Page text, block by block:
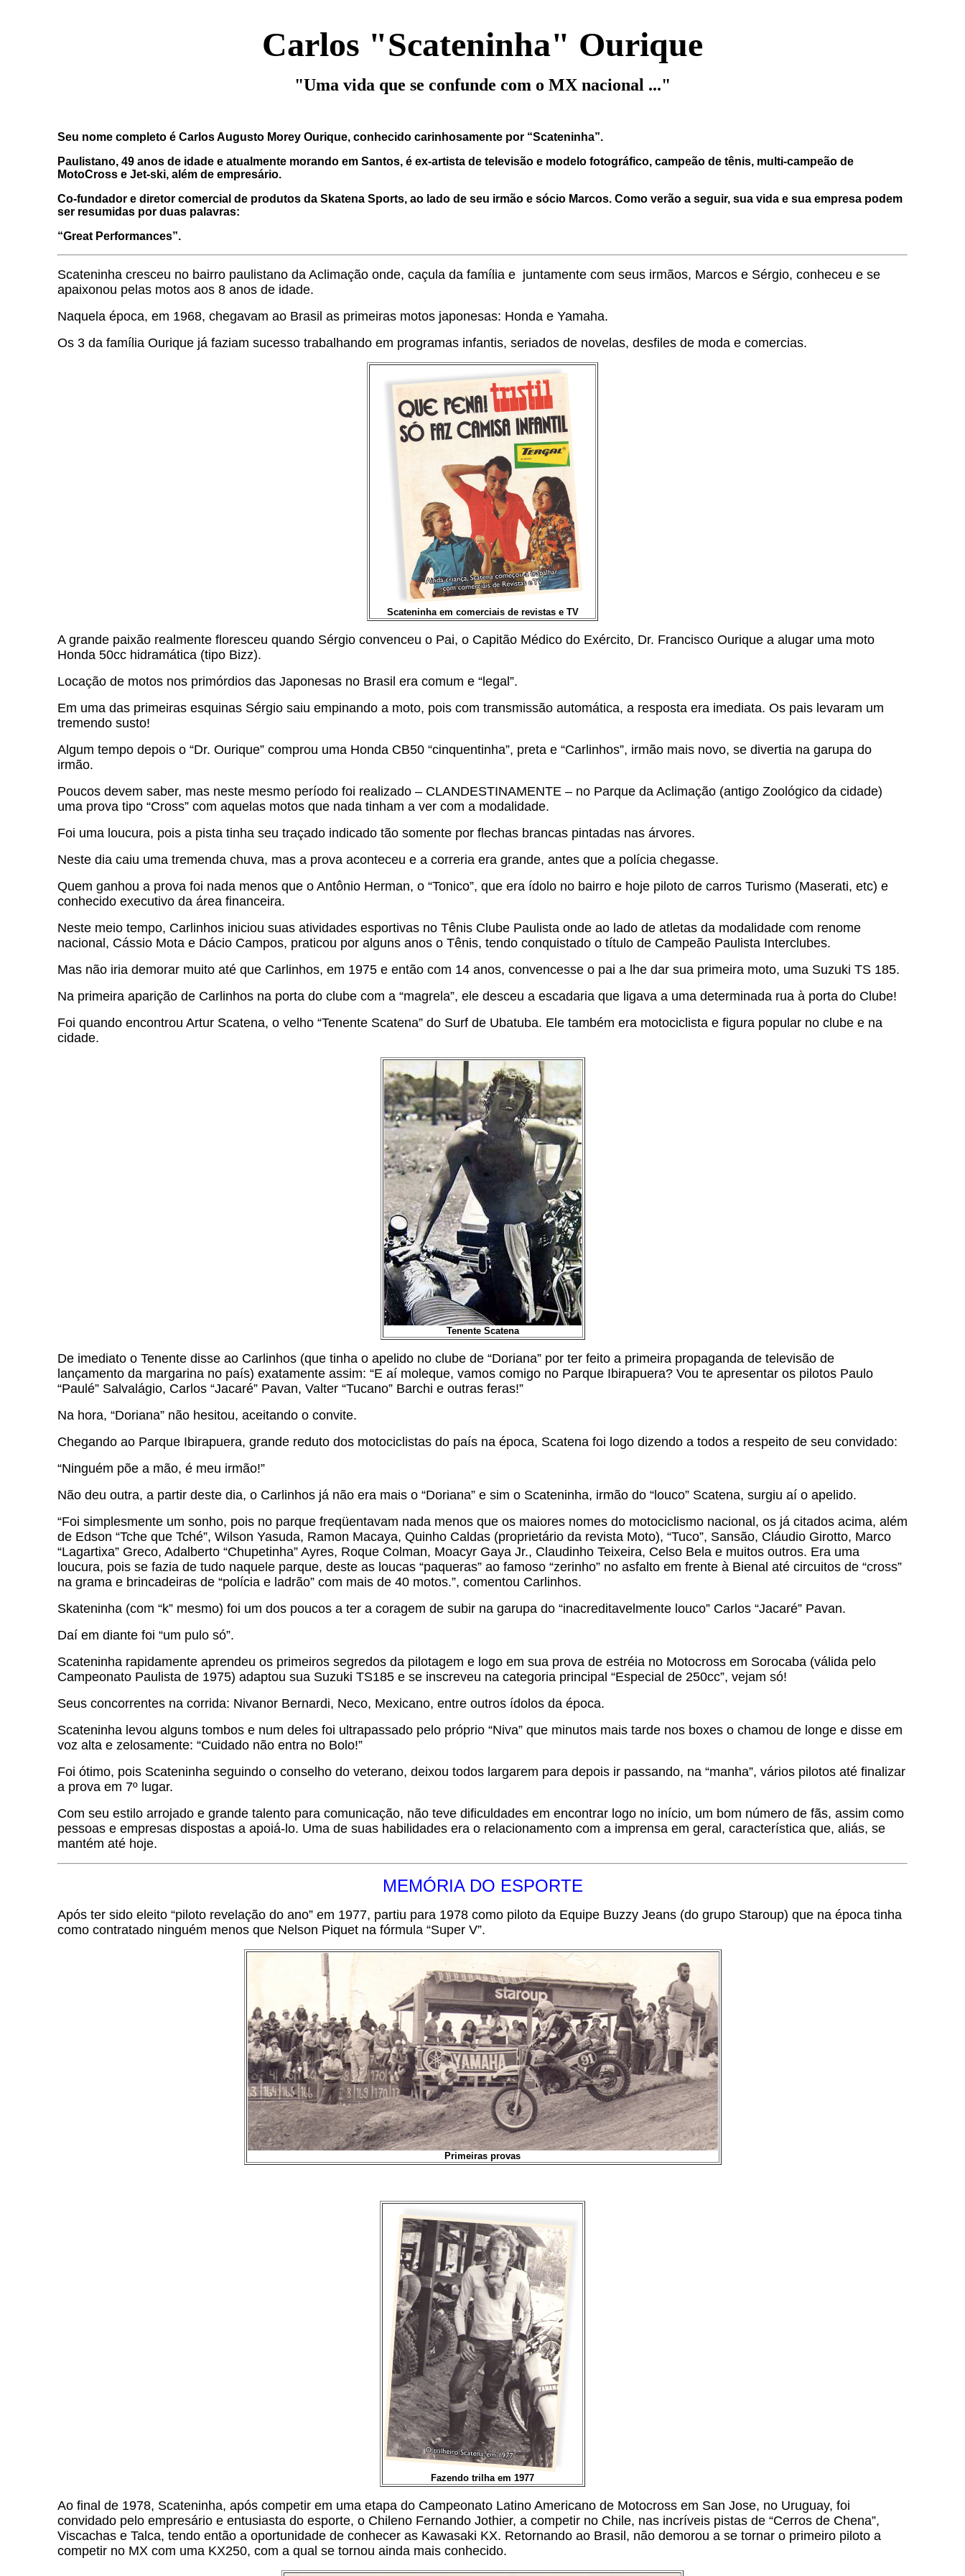
Carlos "Scateninha" Ourique
"Uma vida que se confunde com o MX nacional ..."
Seu nome completo é Carlos Augusto Morey Ourique, conhecido carinhosamente por “Scateninha”.
Paulistano, 49 anos de idade e atualmente morando em Santos, é ex-artista de televisão e modelo fotográfico, campeão de tênis, multi-campeão de
MotoCross e Jet-ski, além de empresário.
Co-fundador e diretor comercial de produtos da Skatena Sports, ao lado de seu irmão e sócio Marcos. Como verão a seguir, sua vida e sua empresa podem
ser resumidas por duas palavras:
“Great Performances”.
Scateninha cresceu no bairro paulistano da Aclimação onde, caçula da família e juntamente com seus irmãos, Marcos e Sérgio, conheceu e se
apaixonou pelas motos aos 8 anos de idade.
Naquela época, em 1968, chegavam ao Brasil as primeiras motos japonesas: Honda e Yamaha.
Os 3 da família Ourique já faziam sucesso trabalhando em programas infantis, seriados de novelas, desfiles de moda e comercias.
Scateninha em comerciais de revistas e TV
A grande paixão realmente floresceu quando Sérgio convenceu o Pai, o Capitão Médico do Exército, Dr. Francisco Ourique a alugar uma moto
Honda 50cc hidramática (tipo Bizz).
Locação de motos nos primórdios das Japonesas no Brasil era comum e “legal”.
Em uma das primeiras esquinas Sérgio saiu empinando a moto, pois com transmissão automática, a resposta era imediata. Os pais levaram um
tremendo susto!
Algum tempo depois o “Dr. Ourique” comprou uma Honda CB50 “cinquentinha”, preta e “Carlinhos”, irmão mais novo, se divertia na garupa do
irmão.
Poucos devem saber, mas neste mesmo período foi realizado – CLANDESTINAMENTE – no Parque da Aclimação (antigo Zoológico da cidade)
uma prova tipo “Cross” com aquelas motos que nada tinham a ver com a modalidade.
Foi uma loucura, pois a pista tinha seu traçado indicado tão somente por flechas brancas pintadas nas árvores.
Neste dia caiu uma tremenda chuva, mas a prova aconteceu e a correria era grande, antes que a polícia chegasse.
Quem ganhou a prova foi nada menos que o Antônio Herman, o “Tonico”, que era ídolo no bairro e hoje piloto de carros Turismo (Maserati, etc) e
conhecido executivo da área financeira.
Neste meio tempo, Carlinhos iniciou suas atividades esportivas no Tênis Clube Paulista onde ao lado de atletas da modalidade com renome
nacional, Cássio Mota e Dácio Campos, praticou por alguns anos o Tênis, tendo conquistado o título de Campeão Paulista Interclubes.
Mas não iria demorar muito até que Carlinhos, em 1975 e então com 14 anos, convencesse o pai a lhe dar sua primeira moto, uma Suzuki TS 185.
Na primeira aparição de Carlinhos na porta do clube com a “magrela”, ele desceu a escadaria que ligava a uma determinada rua à porta do Clube!
Foi quando encontrou Artur Scatena, o velho “Tenente Scatena” do Surf de Ubatuba. Ele também era motociclista e figura popular no clube e na
cidade.
Tenente Scatena
De imediato o Tenente disse ao Carlinhos (que tinha o apelido no clube de “Doriana” por ter feito a primeira propaganda de televisão de
lançamento da margarina no país) exatamente assim: “E aí moleque, vamos comigo no Parque Ibirapuera? Vou te apresentar os pilotos Paulo
“Paulé” Salvalágio, Carlos “Jacaré” Pavan, Valter “Tucano” Barchi e outras feras!”
Na hora, “Doriana” não hesitou, aceitando o convite.
Chegando ao Parque Ibirapuera, grande reduto dos motociclistas do país na época, Scatena foi logo dizendo a todos a respeito de seu convidado:
“Ninguém põe a mão, é meu irmão!”
Não deu outra, a partir deste dia, o Carlinhos já não era mais o “Doriana” e sim o Scateninha, irmão do “louco” Scatena, surgiu aí o apelido.
“Foi simplesmente um sonho, pois no parque freqüentavam nada menos que os maiores nomes do motociclismo nacional, os já citados acima, além
de Edson “Tche que Tché”, Wilson Yasuda, Ramon Macaya, Quinho Caldas (proprietário da revista Moto), “Tuco”, Sansão, Cláudio Girotto, Marco
“Lagartixa” Greco, Adalberto “Chupetinha” Ayres, Roque Colman, Moacyr Gaya Jr., Claudinho Teixeira, Celso Bela e muitos outros. Era uma
loucura, pois se fazia de tudo naquele parque, deste as loucas “paqueras” ao famoso “zerinho” no asfalto em frente à Bienal até circuitos de “cross”
na grama e brincadeiras de “polícia e ladrão” com mais de 40 motos.”, comentou Carlinhos.
Skateninha (com “k” mesmo) foi um dos poucos a ter a coragem de subir na garupa do “inacreditavelmente louco” Carlos “Jacaré” Pavan.
Daí em diante foi “um pulo só”.
Scateninha rapidamente aprendeu os primeiros segredos da pilotagem e logo em sua prova de estréia no Motocross em Sorocaba (válida pelo
Campeonato Paulista de 1975) adaptou sua Suzuki TS185 e se inscreveu na categoria principal “Especial de 250cc”, vejam só!
Seus concorrentes na corrida: Nivanor Bernardi, Neco, Mexicano, entre outros ídolos da época.
Scateninha levou alguns tombos e num deles foi ultrapassado pelo próprio “Niva” que minutos mais tarde nos boxes o chamou de longe e disse em
voz alta e zelosamente: “Cuidado não entra no Bolo!”
Foi ótimo, pois Scateninha seguindo o conselho do veterano, deixou todos largarem para depois ir passando, na “manha”, vários pilotos até finalizar
a prova em 7º lugar.
Com seu estilo arrojado e grande talento para comunicação, não teve dificuldades em encontrar logo no início, um bom número de fãs, assim como
pessoas e empresas dispostas a apoiá-lo. Uma de suas habilidades era o relacionamento com a imprensa em geral, característica que, aliás, se
mantém até hoje.
MEMÓRIA DO ESPORTE
Após ter sido eleito “piloto revelação do ano” em 1977, partiu para 1978 como piloto da Equipe Buzzy Jeans (do grupo Staroup) que na época tinha
como contratado ninguém menos que Nelson Piquet na fórmula “Super V”.
Primeiras provas
Fazendo trilha em 1977
Ao final de 1978, Scateninha, após competir em uma etapa do Campeonato Latino Americano de Motocross em San Jose, no Uruguay, foi
convidado pelo empresário e entusiasta do esporte, o Chileno Fernando Jothier, a competir no Chile, nas incríveis pistas de “Cerros de Chena”,
Viscachas e Talca, tendo então a oportunidade de conhecer as Kawasaki KX. Retornando ao Brasil, não demorou a se tornar o primeiro piloto a
competir no MX com uma KX250, com a qual se tornou ainda mais conhecido.